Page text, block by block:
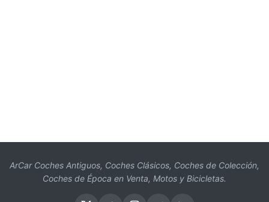
ArCar Coches Antiguos, Coches Clásicos, Coches de Colección,
Coches de Época en Venta, Motos y Bicicletas.